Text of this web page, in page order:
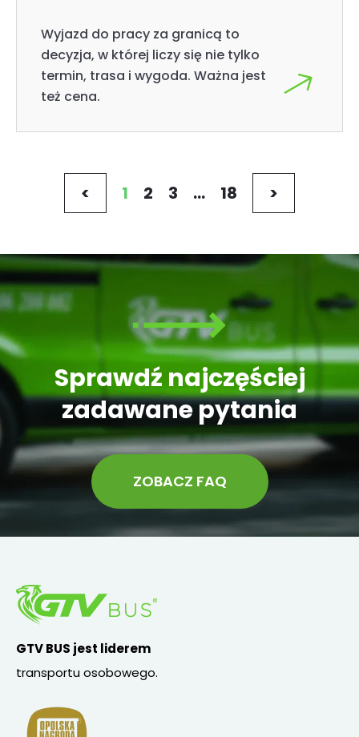
Wyjazd do pracy za granicą to
decyzja, w której liczy się nie tylko
termin, trasa i wygoda. Ważna jest
też cena.
< 1 2 3 … 18 >
Sprawdź najczęściej
zadawane pytania
ZOBACZ FAQ
GTV BUS jest liderem
transportu osobowego.